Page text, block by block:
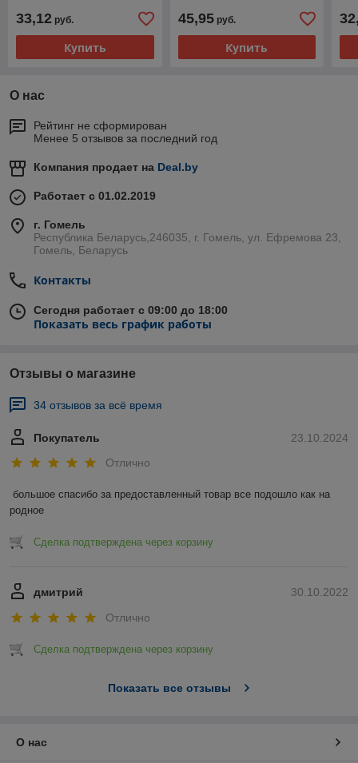
33,12 руб.
Купить
45,95руб.
Купить
О нас
Рейтинг не сформирован
Менее 5 отзывов за последний год
Компания продает на Deal.by
Работает с 01.02.2019
г. Гомель
Республика Беларусь,246035, г. Гомель, ул. Ефремова 23,
Гомель, Беларусь
Контакты
Сегодня работает с 09:00 до 18:00
Показать весь график работы
Отзывы о магазине
34 отзывов за всё время
23.10.2024
Покупатель
Отлично
большое спасибо за предоставленный товар все подошло как на
родное
Сделка подтверждена через корзину
30.10.2022
дмитрий
Отлично
Сделка подтверждена через корзину
Показать все отзывы
О нас